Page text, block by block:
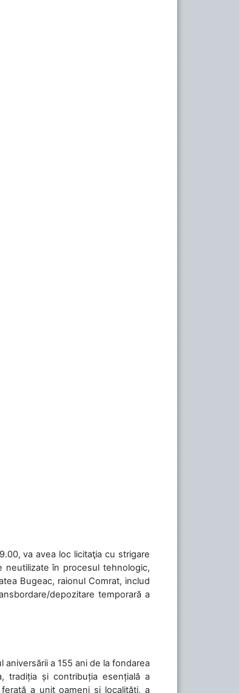
va avea loc licitaţia cu strigare
în procesul tehnologic,
Bugeac, raionul Comrat, includ
depozitare temporară a
a 155 ani de la fondarea
tradiția și contribuția esențială a
a unit oameni și localități, a